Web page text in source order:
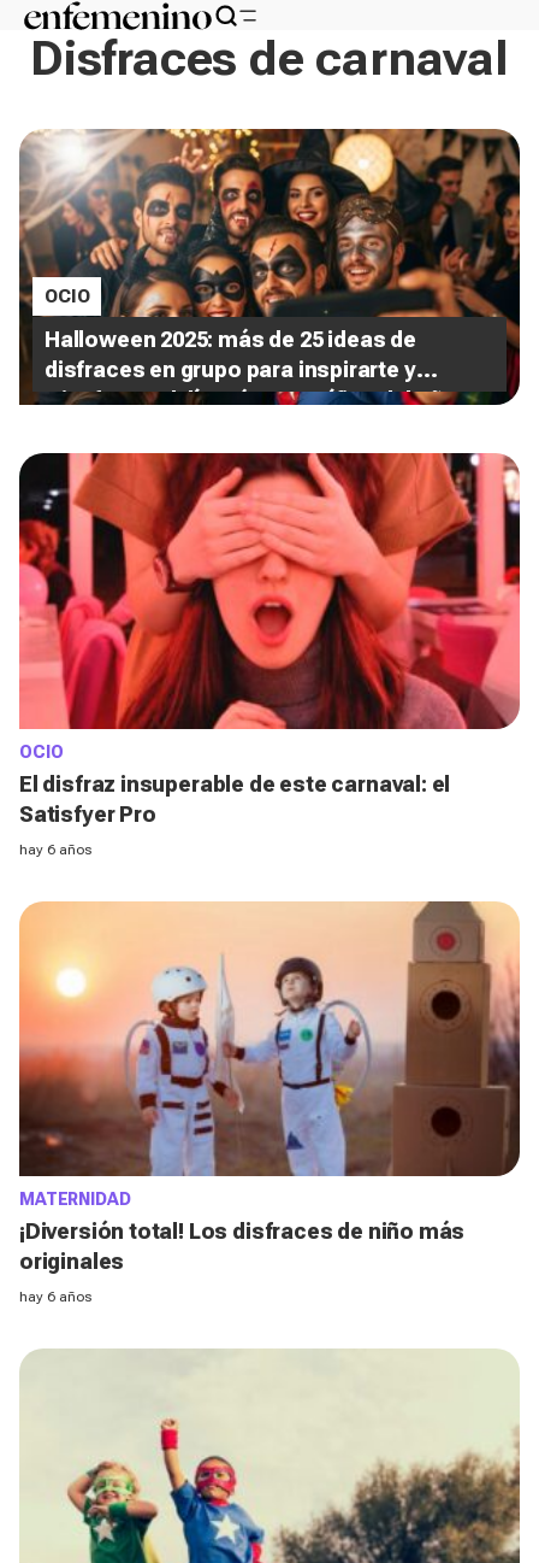
Disfraces de carnaval
OCIO
Halloween 2025: más de 25 ideas de
disfraces en grupo para inspirarte y
triunfar en el día más terrorífico del año
OCIO
El disfraz insuperable de este carnaval: el
Satisfyer Pro
hay 6 años
MATERNIDAD
¡Diversión total! Los disfraces de niño más
originales
hay 6 años